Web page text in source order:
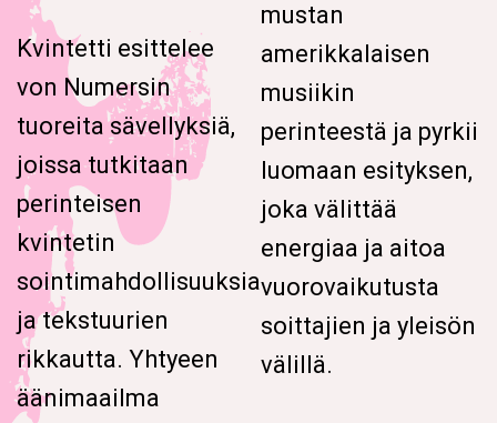
Kvintetti esittelee
von Numersin
tuoreita sävellyksiä,
joissa tutkitaan
perinteisen
kvintetin
sointimahdollisuuksia
ja tekstuurien
rikkautta. Yhtyeen
äänimaailma
mustan
amerikkalaisen
musiikin
perinteestä ja pyrkii
luomaan esityksen,
joka välittää
energiaa ja aitoa
vuorovaikutusta
soittajien ja yleisön
välillä.